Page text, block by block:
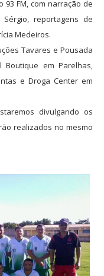
93 FM, com narração de
reportagens de
Medeiros.
Tavares e Pousada
Boutique em Parelhas,
e Droga Center em
divulgando os
realizados no mesmo